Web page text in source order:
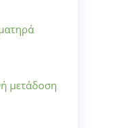
μετάδοση